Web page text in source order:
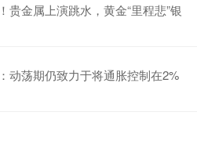
贵金属上演跳水，黄金“里程悲”银
动荡期仍致力于将通胀控制在2%